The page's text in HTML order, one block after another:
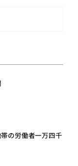
の労働者一万四千